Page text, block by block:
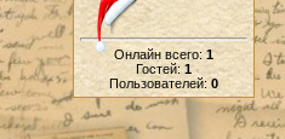
Онлайн всего:1
Гостей: 1
Пользователей:0